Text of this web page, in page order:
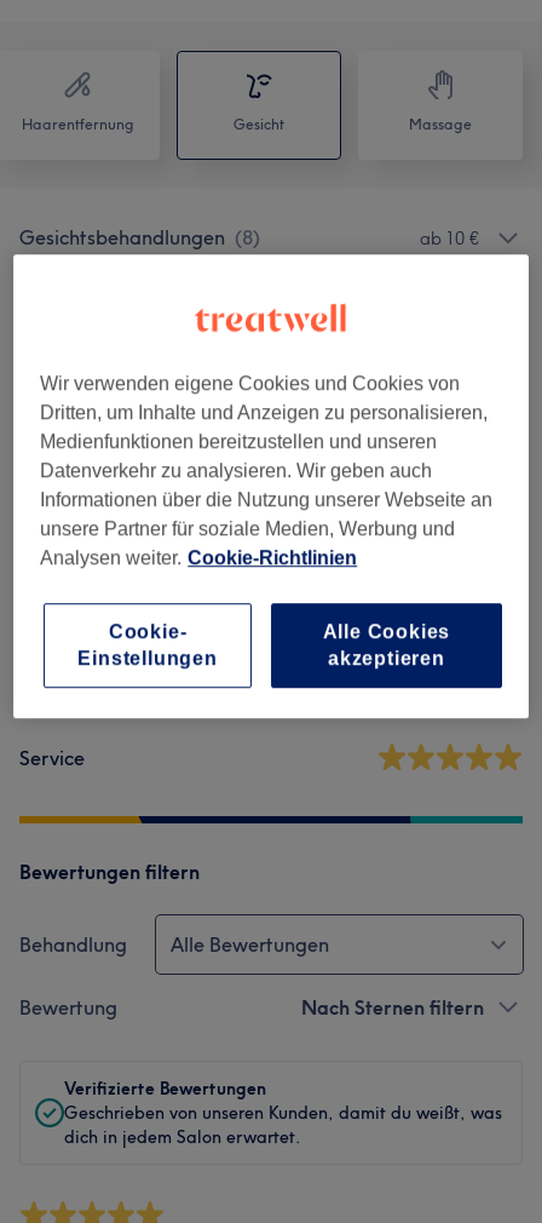
Haarentfernung Gesicht Massage
Gesichtsbehandlungen (8) ab 10 €
Salonbewertungen
4,7
Service
Bewertungen filtern
Behandlung Alle Bewertungen
Bewertung Nach Sternen filtern
Verifizierte Bewertungen
Geschrieben von unseren Kunden, damit du weißt, was
dich in jedem Salon erwartet.
Wir verwenden eigene Cookies und Cookies von
Dritten, um Inhalte und Anzeigen zu personalisieren,
Medienfunktionen bereitzustellen und unseren
Datenverkehr zu analysieren. Wir geben auch
Informationen über die Nutzung unserer Webseite an
unsere Partner für soziale Medien, Werbung und
Analysen weiter. Cookie-Richtlinien
Cookie-
Einstellungen
Alle Cookies
akzeptieren